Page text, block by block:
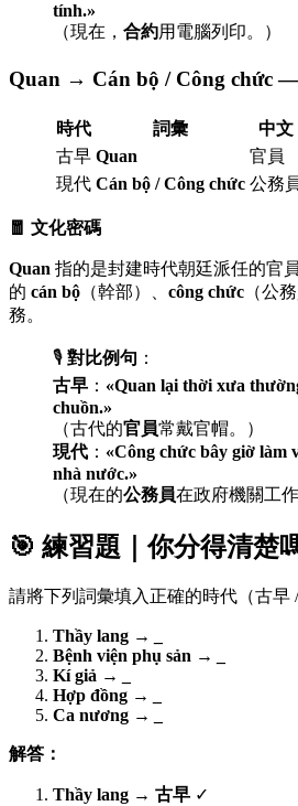
tính.»
（現在， 合約用電腦列印。）
Quan → Cán bộ / Công chức
時代 詞彙 中文
古早 Quan 官員
現代 Cán bộ / Công chức 公務
🧧 文化密碼
Quan 指的是封建時代朝廷派任的官
的 cán bộ （幹部）、 công chức （公
務。
🎙️ 對比例句 ：
古早 ： «Quan lại thời xưa
chuồn.»
（古代的官員常戴官帽。）
現代 ： «Công chức bây giờ làm
nhà nước.»
（現在的公務員在政府機關工作
🎯 練習題｜你分得清楚
請將下列詞彙填入正確的時代（古早 /
Thầy lang →
Bệnh viện phụ sản →
Kí giả →
Hợp đồng →
Ca nương →
解答：
Thầy lang → 古早 ✓